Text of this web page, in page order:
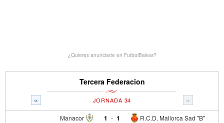
¿Quieres anunciarte en FutbolBalear?
Tercera Federacion
« »
JORNADA 34
Manacor 1 - R.C.D. Mallorca Sad "B"
1